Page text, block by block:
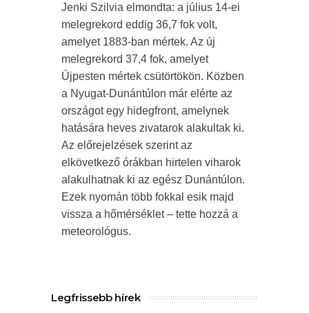
Jenki Szilvia elmondta: a július 14-ei
melegrekord eddig 36,7 fok volt,
amelyet 1883-ban mértek. Az új
melegrekord 37,4 fok, amelyet
Újpesten mértek csütörtökön. Közben
a Nyugat-Dunántúlon már elérte az
országot egy hidegfront, amelynek
hatására heves zivatarok alakultak ki.
Az előrejelzések szerint az
elkövetkező órákban hirtelen viharok
alakulhatnak ki az egész Dunántúlon.
Ezek nyomán több fokkal esik majd
vissza a hőmérséklet – tette hozzá a
meteorológus.
Legfrissebb hírek